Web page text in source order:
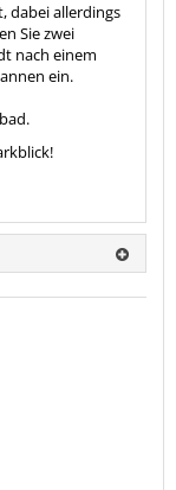
dabei allerdings
Sie zwei
nach einem
ein.